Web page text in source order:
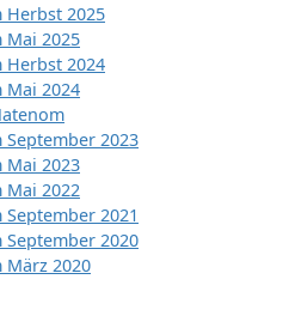
Herbst 2025
Mai 2025
Herbst 2024
Mai 2024
2023
Mai 2023
Mai 2022
2021
2020
März 2020